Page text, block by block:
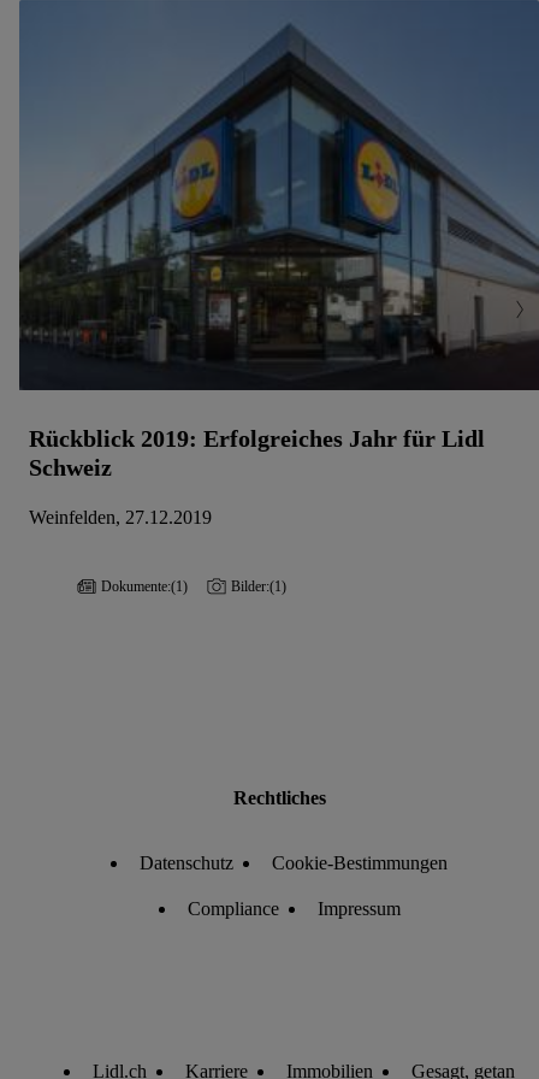
Rückblick 2019: Erfolgreiches Jahr für Lidl
Schweiz
Weinfelden, 27.12.2019
Dokumente:(1) Bilder:(1)
Rechtliches
Datenschutz Cookie-Bestimmungen
Compliance Impressum
Lidl.ch Karriere Immobilien Gesagt, getan